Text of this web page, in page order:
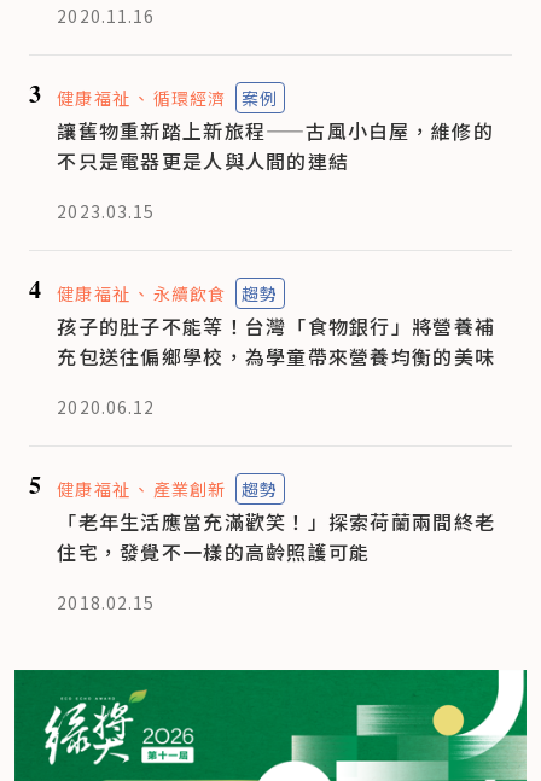
2020.11.16
3 健康福祉 循環經濟 案例
讓舊物重新踏上新旅程——古風小白屋，維修的
不只是電器更是人與人間的連結
2023.03.15
4 健康福祉 永續飲食 趨勢
孩子的肚子不能等！台灣「食物銀行」將營養補
充包送往偏鄉學校，為學童帶來營養均衡的美味
2020.06.12
5 健康福祉 產業創新 趨勢
「老年生活應當充滿歡笑！」探索荷蘭兩間終老
住宅，發覺不一樣的高齡照護可能
2018.02.15